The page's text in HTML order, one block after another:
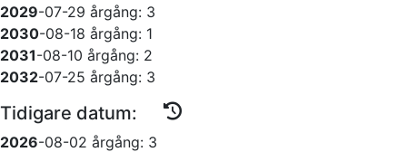
2029-07-29 årgång: 3
2030-08-18 årgång: 1
2031-08-10 årgång: 2
2032-07-25 årgång: 3
Tidigare datum:
2026-08-02 årgång: 3